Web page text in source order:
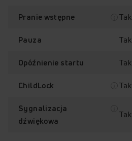
Pranie wstępne Tak
Pauza Tak
Opóźnienie startu Tak
ChildLock Tak
Sygnalizacja
dźwiękowa
Tak